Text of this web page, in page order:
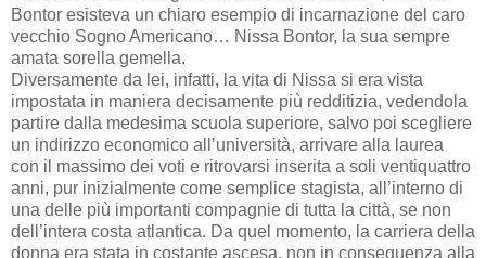
Bontor esisteva un chiaro esempio di incarnazione del caro
vecchio Sogno Americano… Nissa Bontor, la sua sempre
amata sorella gemella.
Diversamente da lei, infatti, la vita di Nissa si era vista
impostata in maniera decisamente più redditizia, vedendola
partire dalla medesima scuola superiore, salvo poi scegliere
un indirizzo economico all’università, arrivare alla laurea
con il massimo dei voti e ritrovarsi inserita a soli ventiquattro
anni, pur inizialmente come semplice stagista, all’interno di
una delle più importanti compagnie di tutta la città, se non
dell’intera costa atlantica. Da quel momento, la carriera della
donna era stata in costante ascesa, non in conseguenza alla